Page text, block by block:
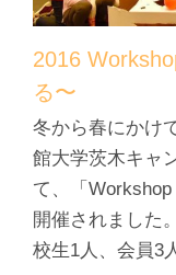
2016
る〜
冬から春にかけ
館大学茨木キャ
て、「
開催されました
校生1人、会員3